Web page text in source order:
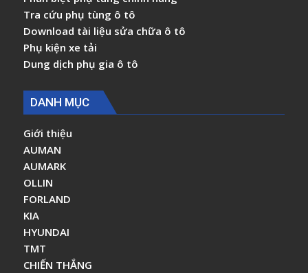
Tra cứu phụ tùng ô tô
Download tài liệu sửa chữa ô tô
Phụ kiện xe tải
Dung dịch phụ gia ô tô
DANH MỤC
Giới thiệu
AUMAN
AUMARK
OLLIN
FORLAND
KIA
HYUNDAI
TMT
CHIẾN THẮNG